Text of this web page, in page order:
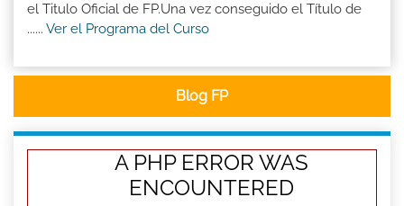
el Titulo Oficial de FP.Una vez conseguido el Título de
...... Ver el Programa del Curso
Blog FP
A PHP ERROR WAS
ENCOUNTERED